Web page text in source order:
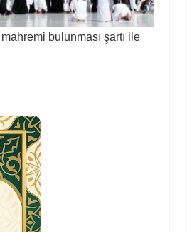
bulunması şartı ile